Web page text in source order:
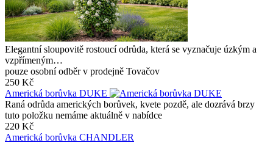
Elegantní sloupovitě rostoucí odrůda, která se vyznačuje úzkým a
vzpřímeným…
pouze osobní odběr v prodejně Tovačov
250 Kč
Americká borůvka DUKE
Raná odrůda amerických borůvek, kvete pozdě, ale dozrává brzy
tuto položku nemáme aktuálně v nabídce
220 Kč
Americká borůvka CHANDLER